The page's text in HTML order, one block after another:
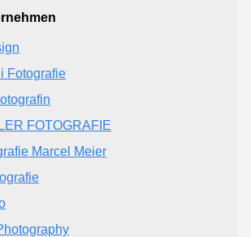
Fotografie
FOTOGRAFIE
Marcel Meier